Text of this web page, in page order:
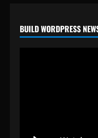
BUILD WORDPRESS